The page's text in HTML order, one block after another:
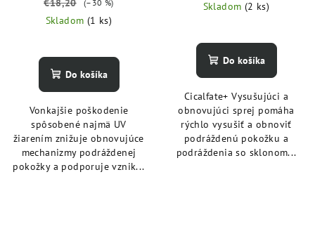
€18,20
(–30 %)
Skladom (1 ks)
Do košíka
Vonkajšie poškodenie
spôsobené najmä UV
žiarením znižuje obnovujúce
mechanizmy podráždenej
pokožky a podporuje vznik...
Skladom (2 ks)
Do košíka
Cicalfate+ Vysušujúci a
obnovujúci sprej pomáha
rýchlo vysušiť a obnoviť
podráždenú pokožku a
podráždenia so sklonom...